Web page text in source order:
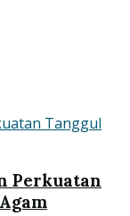
Perkuatan